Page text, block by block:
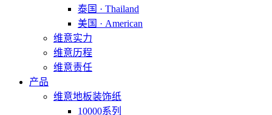
泰国 · Thailand
美国 · American
维意实力
维意历程
维意责任
产品
维意地板装饰纸
10000系列